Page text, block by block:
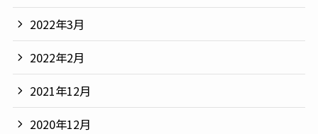
2022年3月
2022年2月
2021年12月
2020年12月